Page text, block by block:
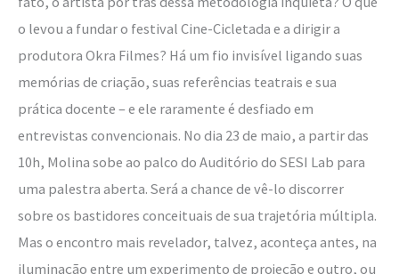
o levou a fundar o festival Cine-Cicletada e a dirigir a
produtora Okra Filmes? Há um fio invisível ligando suas
memórias de criação, suas referências teatrais e sua
prática docente – e ele raramente é desfiado em
entrevistas convencionais. No dia 23 de maio, a partir das
10h, Molina sobe ao palco do Auditório do SESI Lab para
uma palestra aberta. Será a chance de vê-lo discorrer
sobre os bastidores conceituais de sua trajetória múltipla.
Mas o encontro mais revelador, talvez, aconteça antes, na
iluminação entre um experimento de projeção e outro, ou